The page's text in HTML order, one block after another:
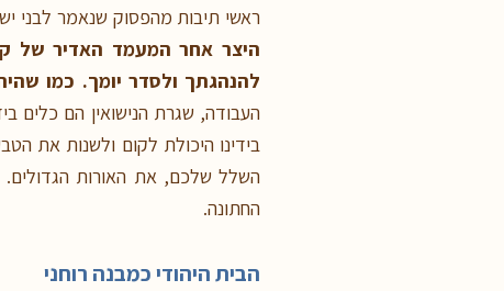
ראשי תיבות מהפסוק שנאמר לבני
היצר אחר המעמד האדיר של
להנהגתך ולסדר יומך. כמו
העבודה, שגרת הנישואין הם כלים
בידינו היכולת לקום ולשנות את
השלל שלכם, את האורות הגדולים.
החתונה.
הבית היהודי כמבנה רוחני